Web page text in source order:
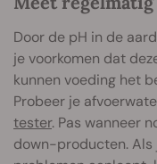
Door de pH in de
je voorkomen dat
kunnen voeding het
Probeer je
tester. Pas wanneer
down-producten. Als